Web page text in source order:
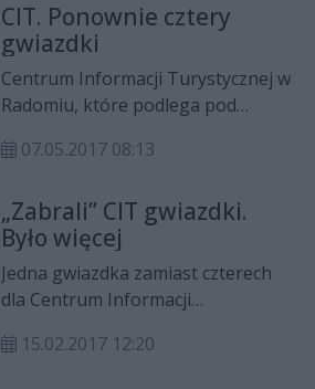
CIT. Ponownie cztery
gwiazdki
Centrum Informacji Turystycznej w
Radomiu, które podlega pod
czwartą, najwyższą kategorię
pierwszej lidze, jeśli chodzi o
szybkość naprawiania zgłoszonych
uwag – mówi Iwona Majewska,
przewodnicząca komisji certyfikacji
07.05.2017 08:13
„Zabrali” CIT gwiazdki.
Było więcej
Jedna gwiazdka zamiast czterech
dla Centrum Informacji
kontroli przeprowadzonej przez
15.02.2017 12:20